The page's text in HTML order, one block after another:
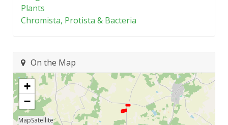
Plants
Chromista, Protista & Bacteria
On the Map
+
−